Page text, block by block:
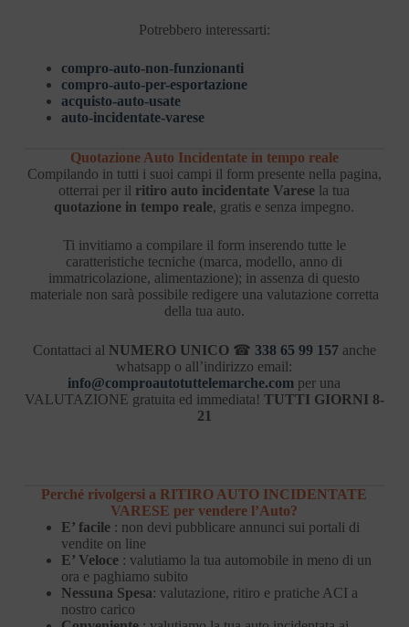
Potrebbero interessarti:
compro-auto-non-funzionanti
compro-auto-per-esportazione
acquisto-auto-usate
auto-incidentate-varese
Quotazione Auto Incidentate in tempo reale
Compilando in tutti i suoi campi il form presente nella pagina,
otterrai per il ritiro auto incidentate Varese la tua
quotazione in tempo reale, gratis e senza impegno.
Ti invitiamo a compilare il form inserendo tutte le
caratteristiche tecniche (marca, modello, anno di
immatricolazione, alimentazione); in assenza di questo
materiale non sarà possibile redigere una valutazione corretta
della tua auto.
Contattaci al NUMERO UNICO☎ 338 65 99 157anche
whatsapp o all’indirizzo email:
info@comproautotuttelemarche.com per una
VALUTAZIONE gratuita ed immediata! TUTTI GIORNI 8-
21
Perché rivolgersi a RITIRO AUTO INCIDENTATE
VARESE per vendere l’Auto?
E’ facile: non devi pubblicare annunci sui portali di
vendite on line
E’ Veloce : valutiamo la tua automobile in meno di un
ora e paghiamo subito
Nessuna Spesa: valutazione, ritiro e pratiche ACI a
nostro carico